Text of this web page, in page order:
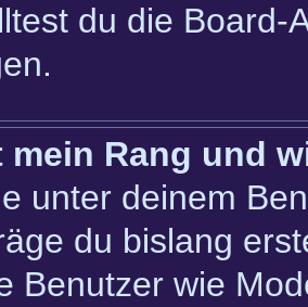
du die Board-
mein Rang und
unter deinem
du bislang
Benutzer wie